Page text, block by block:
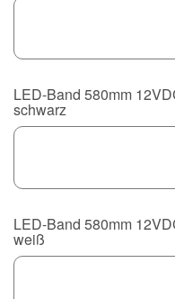
LED-Band 580mm
schwarz
LED-Band 580mm
weiß